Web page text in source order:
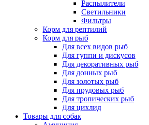
Распылители
Светильники
Фильтры
Корм для рептилий
Корм для рыб
Для всех видов рыб
Для гуппи и дискусов
Для декоративных рыб
Для донных рыб
Для золотых рыб
Для прудовых рыб
Для тропических рыб
Для цихлид
Товары для собак